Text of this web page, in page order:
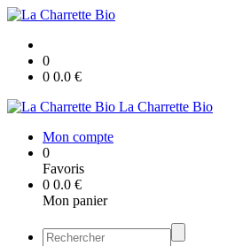
0
0 0.0 €
La Charrette Bio
Mon compte
0
Favoris
0 0.0 €
Mon panier